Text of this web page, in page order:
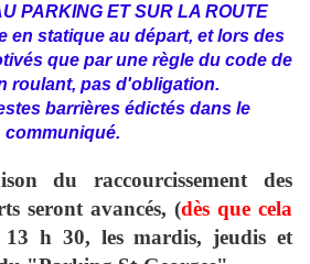
PARKING ET SUR LA ROUTE
en statique au départ, et lors des
que par une règle du code de
roulant, pas d'obligation.
barrières édictés dans le
communiqué.
du raccourcissement des
seront avancés, (dès que cela
h 30, les mardis, jeudis et